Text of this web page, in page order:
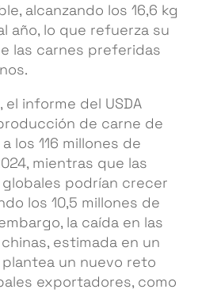
alcanzando los 16,6 kg
año, lo que refuerza su
las carnes preferidas
el informe del USDA
de carne de
los 116 millones de
mientras que las
podrían crecer
los 10,5 millones de
la caída en las
estimada en un
plantea un nuevo reto
exportadores, como